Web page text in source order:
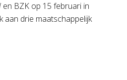
en BZK op 15 februari in
aan drie maatschappelijk